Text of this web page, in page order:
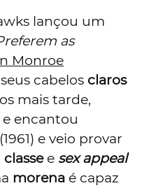
lançou um
as
Monroe
cabelos claros
mais tarde,
encantou
(1961) e veio provar
classee sex appeal
morena é capaz